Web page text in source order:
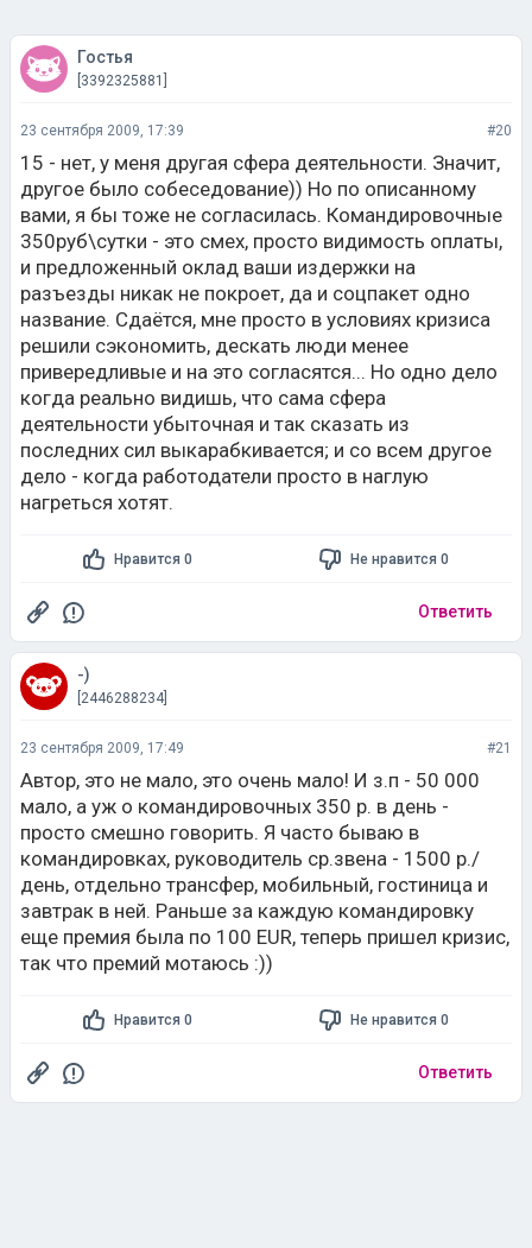
Гостья
[3392325881]
23 сентября 2009, 17:39 #20
15 - нет, у меня другая сфера деятельности. Значит,
другое было собеседование)) Но по описанному
вами, я бы тоже не согласилась. Командировочные
350руб\сутки - это смех, просто видимость оплаты,
и предложенный оклад ваши издержки на
разъезды никак не покроет, да и соцпакет одно
название. Сдаётся, мне просто в условиях кризиса
решили сэкономить, дескать люди менее
привередливые и на это согласятся... Но одно дело
когда реально видишь, что сама сфера
деятельности убыточная и так сказать из
последних сил выкарабкивается; и со всем другое
дело - когда работодатели просто в наглую
нагреться хотят.
Нравится 0 Не нравится 0
Ответить
-)
[2446288234]
23 сентября 2009, 17:49 #21
Автор, это не мало, это очень мало! И з.п - 50 000
мало, а уж о командировочных 350 р. в день -
просто смешно говорить. Я часто бываю в
командировках, руководитель ср.звена - 1500 р./
день, отдельно трансфер, мобильный, гостиница и
завтрак в ней. Раньше за каждую командировку
еще премия была по 100 EUR, теперь пришел кризис,
так что премий мотаюсь :))
Нравится 0 Не нравится 0
Ответить